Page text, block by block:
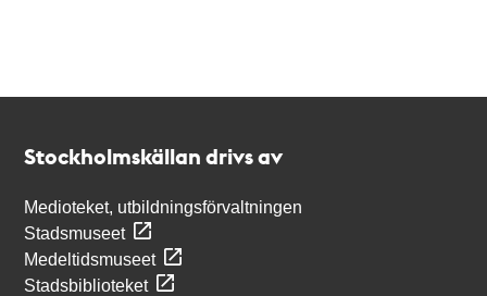
Stockholmskällan drivs av
Medioteket, utbildningsförvaltningen
Stadsmuseet
Medeltidsmuseet
Stadsbiblioteket